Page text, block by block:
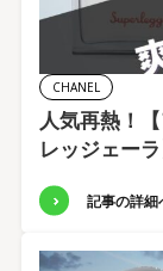
CHANEL
人気再熱！
レッジェー
記事の詳細